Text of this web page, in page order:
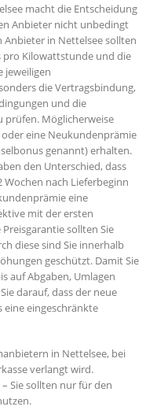
macht die Entscheidung
Anbieter nicht unbedingt
Anbieter in Nettelsee sollten
pro Kilowattstunde und die
jeweiligen
die Vertragsbindung,
und die
prüfen. Möglicherweise
eine Neukundenprämie
genannt) erhalten.
den Unterschied, dass
nach Lieferbeginn
eine
mit der ersten
sollten Sie
diese sind Sie innerhalb
geschützt. Damit Sie
auf Abgaben, Umlagen
darauf, dass der neue
eingeschränkte
in Nettelsee, bei
verlangt wird.
Sie sollten nur für den